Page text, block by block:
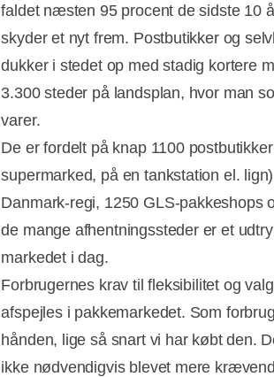
faldet næsten 95 procent de sidste 10
skyder et nyt frem. Postbutikker og
dukker i stedet op med stadig kortere
3.300 steder på landsplan, hvor man
varer.
De er fordelt på knap 1100
supermarked, på en tankstation el.
Danmark-regi, 1250 GLS-pakkeshops
de mange afhentningssteder er et
markedet i dag.
Forbrugernes krav til fleksibilitet og
afspejles i pakkemarkedet. Som
hånden, lige så snart vi har købt den.
ikke nødvendigvis blevet mere